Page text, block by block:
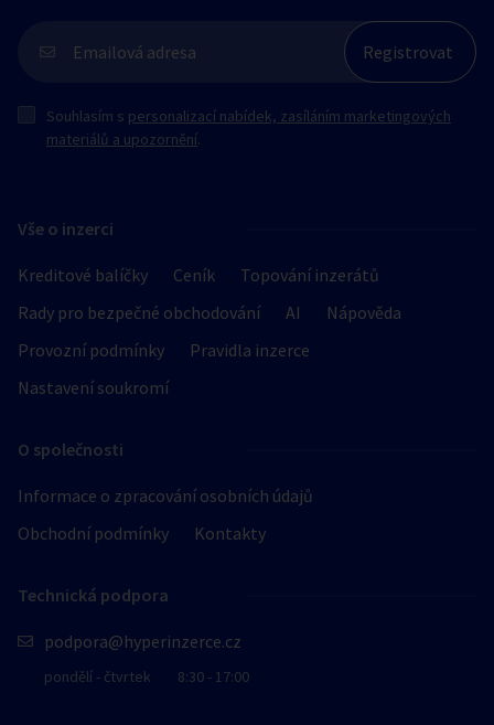
Vše o inzerci
Kreditové balíčky Ceník
Topování inzerátů
Rady pro bezpečné obchodování
AI
Nápověda
Provozní podmínky
Pravidla inzerce
Nastavení soukromí
O společnosti
Informace o zpracování osobních údajů
Obchodní podmínky
Kontakty
Technická podpora
podpora@hyperinzerce.cz
pondělí - čtvrtek 8:30 - 17:00
Souhlasím s personalizací nabídek, zasíláním marketingových
materiálů a upozornění.